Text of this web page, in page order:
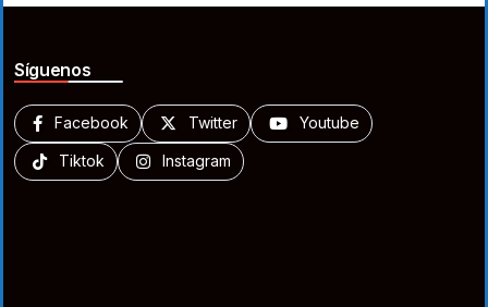
Síguenos
Facebook Twitter Youtube
Tiktok Instagram